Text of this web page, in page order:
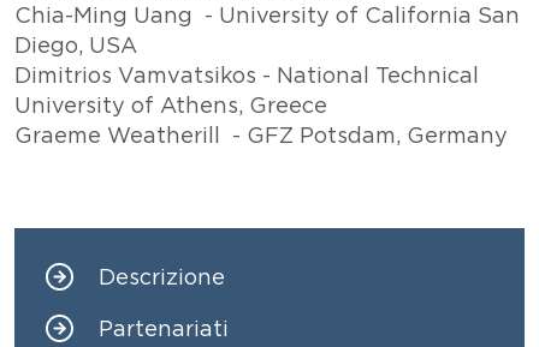
Chia-Ming Uang - University of California San
Diego, USA
Dimitrios Vamvatsikos - National Technical
University of Athens, Greece
Graeme Weatherill - GFZ Potsdam, Germany
Navigazione principale
Descrizione
Partenariati